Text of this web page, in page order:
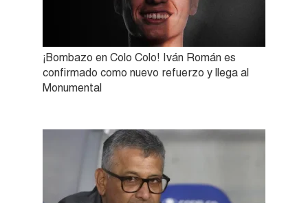
¡Bombazo en Colo Colo! Iván Román es
confirmado como nuevo refuerzo y llega al
Monumental